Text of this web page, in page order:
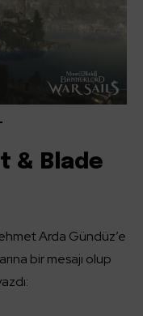
& Blade
Arda Gündüz’e
bir mesajı olup